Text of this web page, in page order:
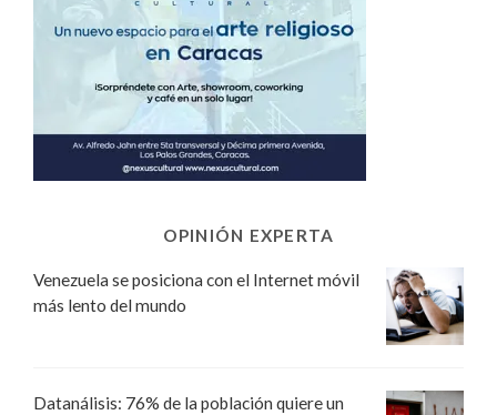
OPINIÓN EXPERTA
Venezuela se posiciona con el Internet móvil
más lento del mundo
Datanálisis: 76% de la población quiere un